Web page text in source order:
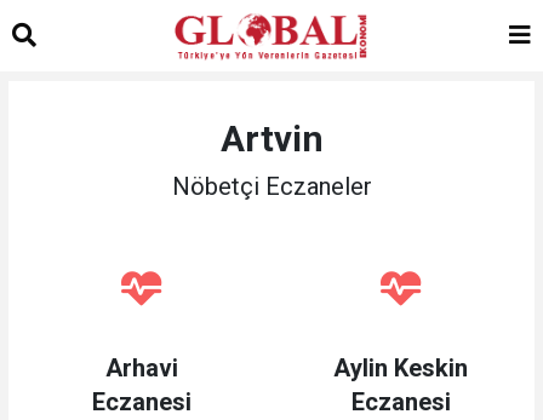
Artvin
Nöbetçi Eczaneler
Arhavi
Eczanesi
Aylin Keskin
Eczanesi